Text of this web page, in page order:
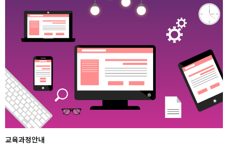
취업지원센터
고객상담센터
아카데미소개
지점별 홈페이지
교육과정안내